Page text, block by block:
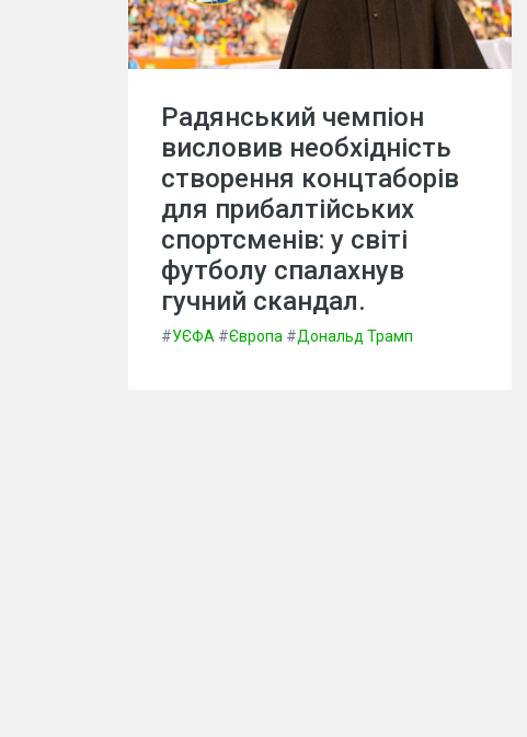
Радянський чемпіон
висловив необхідність
створення концтаборів
для прибалтійських
спортсменів: у світі
футболу спалахнув
гучний скандал.
#УЄФА #Європа #Дональд Трамп